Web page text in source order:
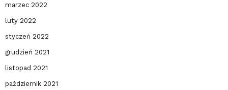
marzec 2022
luty 2022
styczeń 2022
grudzień 2021
listopad 2021
październik 2021